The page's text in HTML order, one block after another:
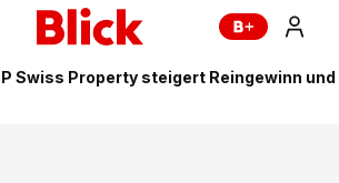
Swiss Property steigert Reingewinn